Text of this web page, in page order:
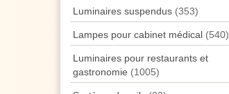
Luminaires suspendus (353)
Lampes pour cabinet médical (540)
Luminaires pour restaurants et
gastronomie (1005)